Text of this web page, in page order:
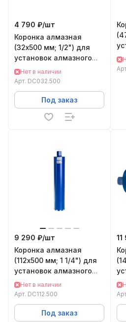
4 790 ₽/шт
Коронка алмазная
(32х500 мм; 1/2") для
установок алмазного
бурения KEOS
DC032.500
Нет в наличии
Арт. DC032.500
Под заказ
9 290 ₽/шт
Коронка алмазная
(112х500 мм; 1 1/4") для
установок алмазного
бурения KEOS DC112.500
Нет в наличии
Арт. DC112.500
Под заказ